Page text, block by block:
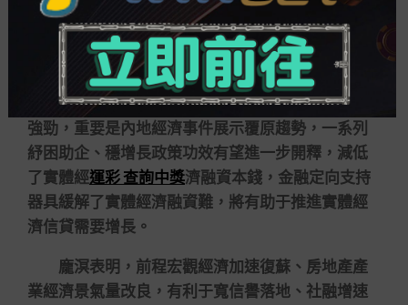
建、制造業、房地產等領域的信譽擴大，有望對四
季度信貸和社融增速繼續形成有力支撐，有助于經
濟運行維持在合乎邏輯區間。
周茂華表明，從趨勢看，內地信貸仍有望維持
強勁，重要是內地經濟事件展示覆原趨勢，一系列
紓困助企、穩增長政策功效有望進一步開釋，減低
了實體經運彩 查詢中獎濟融資本錢，金融定向支持
器具緩解了實體經濟融資難，將有助于推進實體經
濟信貸需要增長。
龐溟表明，前程宏觀經濟加速復蘇、房地產產
業經濟景氣量改良，有利于寬信譽落地、社融增速